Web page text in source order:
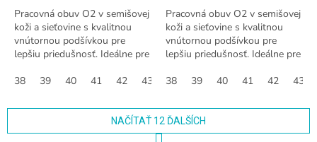
Pracovná obuv O2 v semišovej
koži a sieťovine s kvalitnou
vnútornou podšívkou pre
lepšiu priedušnosť. Ideálne pre
HORECA, kozmetika,
38 39 40 41 42 43 44 45 46 47 37 36
Pracovná obuv O2 v semišovej
koži a sieťovine s kvalitnou
vnútornou podšívkou pre
lepšiu priedušnosť. Ideálne pre
HORECA, kozmetika,
38 39 40 41 42 43
NAČÍTAŤ 12 ĎALŠÍCH